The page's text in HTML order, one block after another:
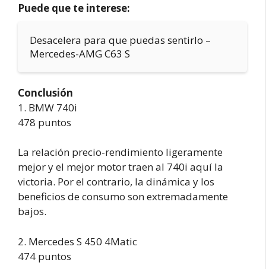
Puede que te interese:
Desacelera para que puedas sentirlo –
Mercedes-AMG C63 S
Conclusión
1. BMW 740i
478 puntos
La relación precio-rendimiento ligeramente
mejor y el mejor motor traen al 740i aquí la
victoria. Por el contrario, la dinámica y los
beneficios de consumo son extremadamente
bajos.
2. Mercedes S 450 4Matic
474 puntos